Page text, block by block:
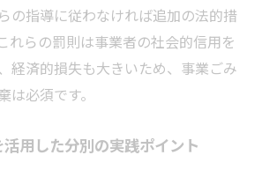
の指導に従わなければ追加の法的措
れらの罰則は事業者の社会的信用を
経済的損失も大きいため、事業ごみ
は必須です。
用した分別の実践ポイント